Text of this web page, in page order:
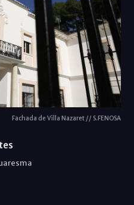
Fachada de Villa Nazaret // S.FENOSA